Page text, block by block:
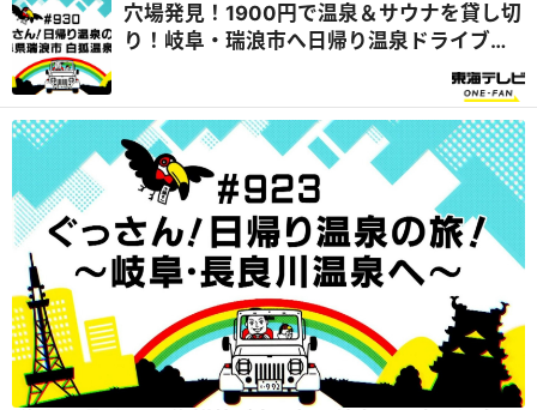
穴場発見！1900円で温泉＆サウナを貸し切
り！岐阜・瑞浪市へ日帰り温泉ドライブ旅